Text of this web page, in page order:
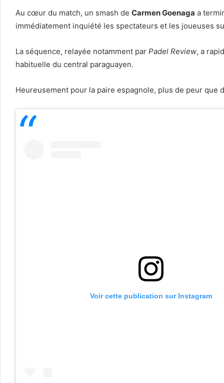
Au cœur du match, un smash de Carmen Goenaga a
immédiatement inquiété les spectateurs et les joueuses
La séquence, relayée notamment par Padel Review, a
habituelle du central paraguayen.
Heureusement pour la paire espagnole, plus de peur
Voir cette publication sur Instagram